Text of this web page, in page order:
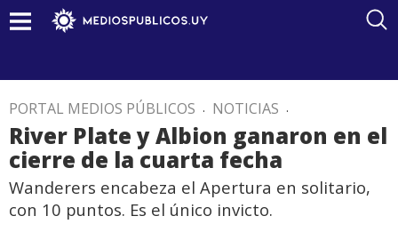
PORTAL MEDIOS PÚBLICOS . NOTICIAS .
River Plate y Albion ganaron en el
cierre de la cuarta fecha
Wanderers encabeza el Apertura en solitario,
con 10 puntos. Es el único invicto.